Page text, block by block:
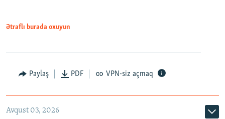
Ətraflı burada oxuyun
Paylaş PDF VPN-siz açmaq
Avqust 03, 2026